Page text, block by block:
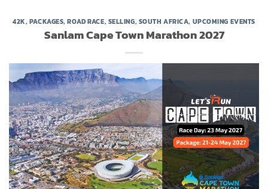
42K,PACKAGES,ROAD RACE,SELLING,SOUTH AFRICA, UPCOMING EVENTS
Sanlam Cape Town Marathon 2027